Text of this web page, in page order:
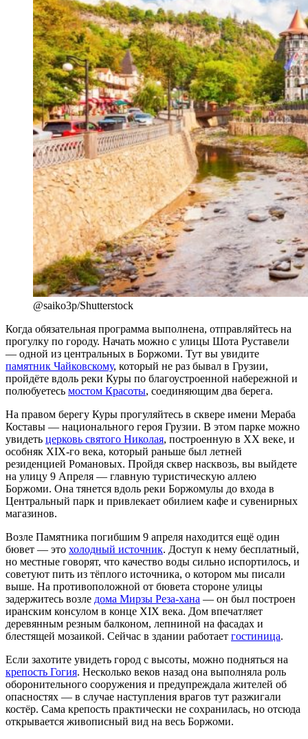
@saiko3p/Shutterstock
Когда обязательная программа выполнена, отправляйтесь на
прогулку по городу. Начать можно с улицы Шота Руставели
— одной из центральных в Боржоми. Тут вы увидите
памятник Чайковскому, который не раз бывал в Грузии,
пройдёте вдоль реки Куры по благоустроенной набережной и
полюбуетесь мостом Красоты, соединяющим два берега.
На правом берегу Куры прогуляйтесь в сквере имени Мераба
Коставы — национального героя Грузии. В этом парке можно
увидеть церковь святого Николая, построенную в XX веке, и
особняк XIX-го века, который раньше был летней
резиденцией Романовых. Пройдя сквер насквозь, вы выйдете
на улицу 9 Апреля — главную туристическую аллею
Боржоми. Она тянется вдоль реки Боржомулы до входа в
Центральный парк и привлекает обилием кафе и сувенирных
магазинов.
Возле Памятника погибшим 9 апреля находится ещё один
бювет — это холодный источник. Доступ к нему бесплатный,
но местные говорят, что качество воды сильно испортилось, и
советуют пить из тёплого источника, о котором мы писали
выше. На противоположной от бювета стороне улицы
задержитесь возле дома Мирзы Реза-хана — он был построен
иранским консулом в конце XIX века. Дом впечатляет
деревянным резным балконом, лепниной на фасадах и
блестящей мозаикой. Сейчас в здании работает гостиница.
Если захотите увидеть город с высоты, можно подняться на
крепость Гогия. Несколько веков назад она выполняла роль
оборонительного сооружения и предупреждала жителей об
опасностях — в случае наступления врагов тут разжигали
костёр. Сама крепость практически не сохранилась, но отсюда
открывается живописный вид на весь Боржоми.